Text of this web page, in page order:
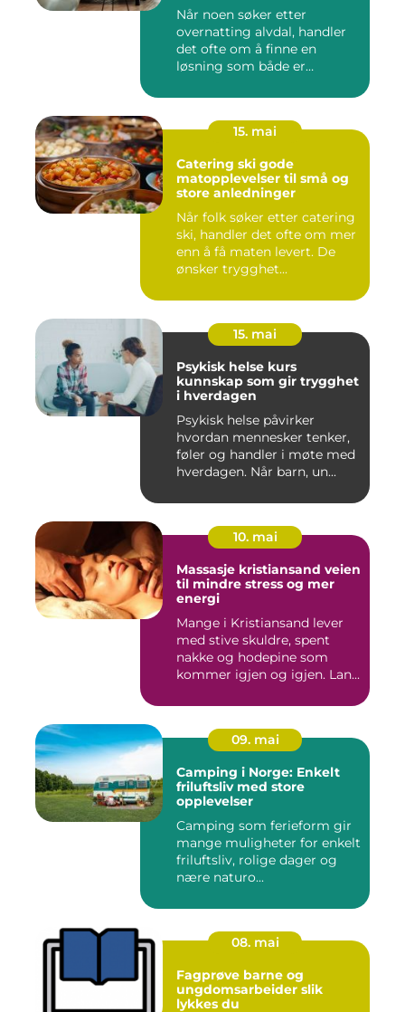
Når noen søker etter
overnatting alvdal, handler
det ofte om å finne en
løsning som både er
15. mai
Catering ski gode
matopplevelser til små og
store anledninger
Når folk søker etter catering
ski, handler det ofte om mer
enn å få maten levert. De
ønsker trygghet...
15. mai
Psykisk helse kurs
kunnskap som gir trygghet
i hverdagen
Psykisk helse påvirker
hvordan mennesker tenker,
føler og handler i møte med
hverdagen. Når barn, un...
10. mai
Massasje kristiansand veien
til mindre stress og mer
energi
Mange i Kristiansand lever
med stive skuldre, spent
nakke og hodepine som
kommer igjen og igjen. Lan...
09. mai
Camping i Norge: Enkelt
friluftsliv med store
opplevelser
Camping som ferieform gir
mange muligheter for enkelt
friluftsliv, rolige dager og
nære naturo...
08. mai
Fagprøve barne og
ungdomsarbeider slik
lykkes du